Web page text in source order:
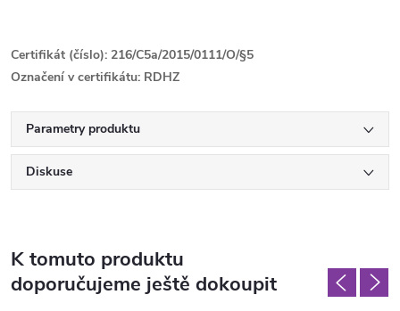
Certifikát (číslo): 216/C5a/2015/0111/O/§5
Označení v certifikátu: RDHZ
Parametry produktu
Diskuse
K tomuto produktu
doporučujeme ještě dokoupit